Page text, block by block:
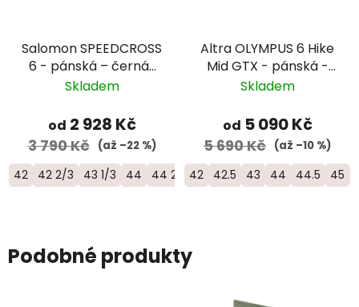
Salomon SPEEDCROSS
6 - pánská – černá/
červená
Skladem
od 2 928 Kč
3 790 Kč (až –22 %)
42 42 2/3 43 1/3 44 44 2/3 45 1/3 46 46 2/3
Altra OLYMPUS 6 Hike
Mid GTX - pánská -
zelená
Skladem
od 5 090 Kč
5 690 Kč (až –10 %)
42 42.5 43 44 44.5 45
Podobné produkty